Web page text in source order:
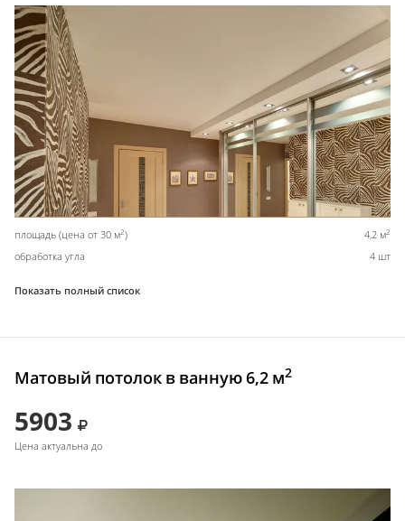
площадь (цена от 30 м2) 4,2 м2
обработка угла 4 шт
Показать полный список
Матовый потолок в ванную 6,2 м2
5903
Цена актуальна до